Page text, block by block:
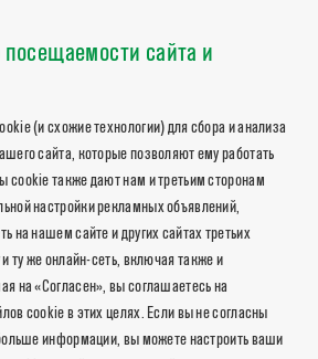
сайта и
(и схожие технологии) для сбора и анализа
сайта, которые позволяют ему работать
также дают нам и третьим сторонам
настройки рекламных объявлений,
на нашем сайте и других сайтах третьих
ту же онлайн-сеть, включая также и
на «Согласен», вы соглашаетесь на
cookie в этих целях. Если вы не согласны
информации, вы можете настроить ваши